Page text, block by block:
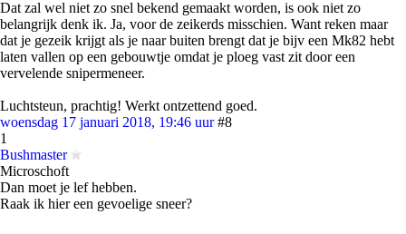
Dat zal wel niet zo snel bekend gemaakt worden, is ook niet zo
belangrijk denk ik. Ja, voor de zeikerds misschien. Want reken maar
dat je gezeik krijgt als je naar buiten brengt dat je bijv een Mk82 hebt
laten vallen op een gebouwtje omdat je ploeg vast zit door een
vervelende snipermeneer.
Luchtsteun, prachtig! Werkt ontzettend goed.
woensdag 17 januari 2018, 19:46 uur #8
1
Bushmaster
Microschoft
Dan moet je lef hebben.
Raak ik hier een gevoelige sneer?